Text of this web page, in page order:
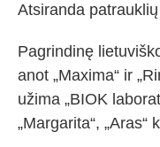
Atsiranda
Pagrindinę
anot „Maxima“ ir
užima „BIOK
„Margarita“,